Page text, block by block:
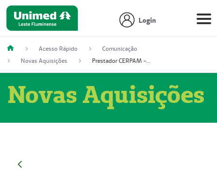
Login
Acesso Rápido
Comunicação
Novas Aquisições
Prestador CERPAM – Centro de Reabilitação S/S Ltda-ME (52004274-8)
Novas Aquisições